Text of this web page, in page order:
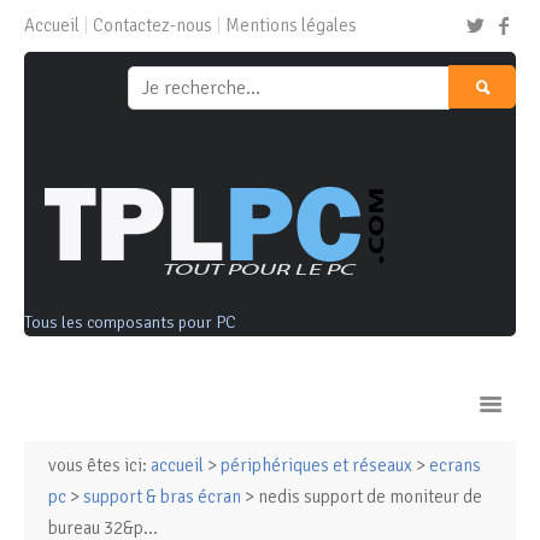
Accueil Contactez-nous Mentions légales
Tous les composants pour PC
Ordinateurs & Tablettes
vous êtes ici: accueil > périphériques et réseaux > ecrans
pc > support & bras écran > nedis support de moniteur de
bureau 32&p...